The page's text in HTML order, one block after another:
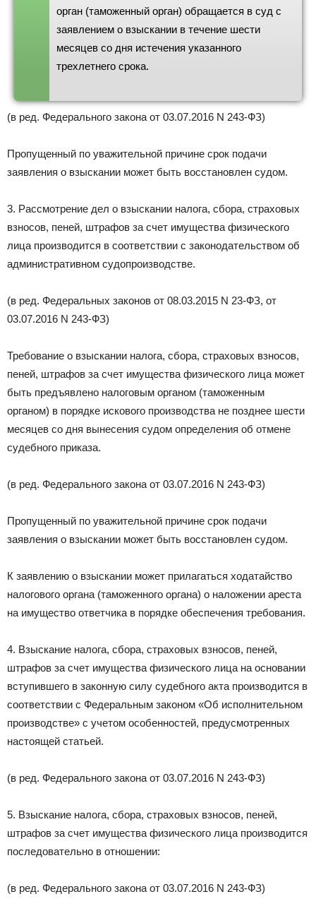
орган (таможенный орган) обращается в суд с
заявлением о взыскании в течение шести
месяцев со дня истечения указанного
трехлетнего срока.
(в ред. Федерального закона от 03.07.2016 N 243-ФЗ)
Пропущенный по уважительной причине срок подачи
заявления о взыскании может быть восстановлен судом.
3. Рассмотрение дел о взыскании налога, сбора, страховых
взносов, пеней, штрафов за счет имущества физического
лица производится в соответствии с законодательством об
административном судопроизводстве.
(в ред. Федеральных законов от 08.03.2015 N 23-ФЗ, от
03.07.2016 N 243-ФЗ)
Требование о взыскании налога, сбора, страховых взносов,
пеней, штрафов за счет имущества физического лица может
быть предъявлено налоговым органом (таможенным
органом) в порядке искового производства не позднее шести
месяцев со дня вынесения судом определения об отмене
судебного приказа.
(в ред. Федерального закона от 03.07.2016 N 243-ФЗ)
Пропущенный по уважительной причине срок подачи
заявления о взыскании может быть восстановлен судом.
К заявлению о взыскании может прилагаться ходатайство
налогового органа (таможенного органа) о наложении ареста
на имущество ответчика в порядке обеспечения требования.
4. Взыскание налога, сбора, страховых взносов, пеней,
штрафов за счет имущества физического лица на основании
вступившего в законную силу судебного акта производится в
соответствии с Федеральным законом «Об исполнительном
производстве» с учетом особенностей, предусмотренных
настоящей статьей.
(в ред. Федерального закона от 03.07.2016 N 243-ФЗ)
5. Взыскание налога, сбора, страховых взносов, пеней,
штрафов за счет имущества физического лица производится
последовательно в отношении:
(в ред. Федерального закона от 03.07.2016 N 243-ФЗ)